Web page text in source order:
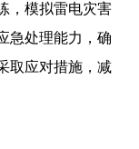
，模拟雷电灾害
急处理能力，确
取应对措施，减